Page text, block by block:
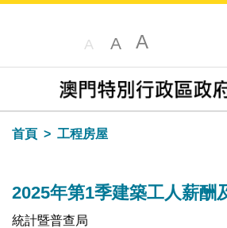
A A A
目錄
首頁
工程房屋
2025年第1季建築工人薪酬
統計暨普查局